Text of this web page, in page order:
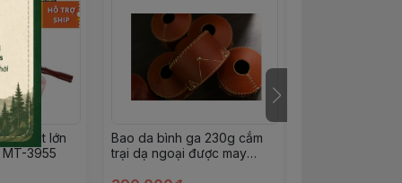
suất lớn
3955
Bao da bình ga 230g cắm
trại dạ ngoại được may